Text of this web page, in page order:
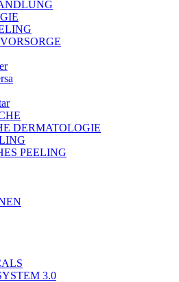
DERMATOLOGIE
PEELING
3.0